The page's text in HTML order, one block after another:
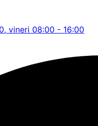
vineri 08:00 - 16:00